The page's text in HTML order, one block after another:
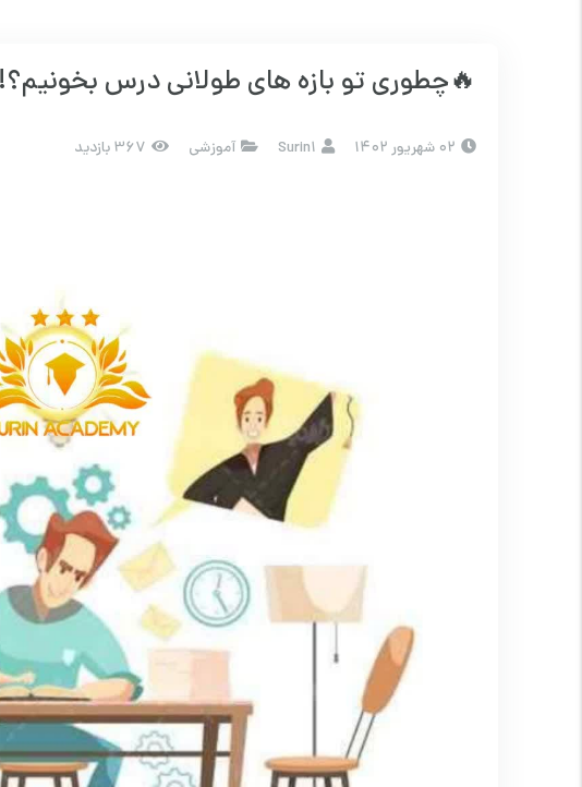
🔥چطوری تو بازه های طولانی درس
۰۲ شهریور ۱۴۰۲ Surin1 آموزشی 367 بازدید